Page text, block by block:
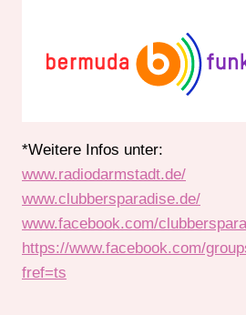
*Weitere Infos unter:
www.radiodarmstadt.de/
www.clubbersparadise.de/
www.facebook.com/
https://www.facebook.com/
fref=ts